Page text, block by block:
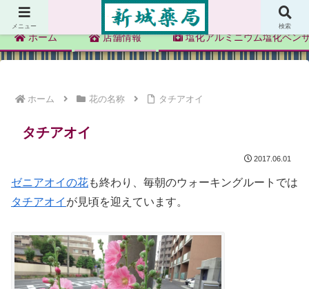
新城薬局
ホーム 店舗情報 塩化アルミニウム塩化ベン
ホーム 花の名称 タチアオイ
タチアオイ
2017.06.01
ゼニアオイの花も終わり、毎朝のウォーキングルートでは
タチアオイ が見頃を迎えています。
メニュー 検索